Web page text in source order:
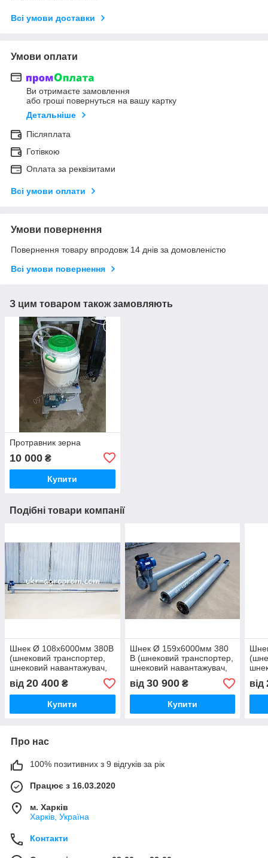
Всі умови доставки
Умови оплати
Ви отримаєте замовлення
або гроші повернуться на вашу картку
Детальніше
Післяплата
Готівкою
Оплата за реквізитами
Всі умови оплати
Умови повернення
Повернення товару впродовж 14 днів за домовленістю
Всі умови повернення
З цим товаром також замовляють
Протравник зерна
10 000 ₴
Купити
Подібні товари компанії
Шнек Ø 108х6000мм 380В
(шнековий транспортер,
шнековий навантажувач,
зернометач, завантажувач
зерна)
від 20 400 ₴
Купити
Шнек Ø 159х6000мм 380
В (шнековий транспортер,
шнековий навантажувач,
зернометач, завантажувач
зерна)
від 30 900₴
Купити
від
Про нас
100% позитивних з 9 відгуків за рік
Працює з 16.03.2020
м. Харків
Харків, Україна
Контакти